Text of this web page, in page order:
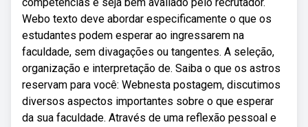
Webo texto deve abordar especificamente o que os
estudantes podem esperar ao ingressarem na
faculdade, sem divagações ou tangentes. A seleção,
organização e interpretação de. Saiba o que os astros
reservam para você: Webnesta postagem, discutimos
diversos aspectos importantes sobre o que esperar
da sua faculdade. Através de uma reflexão pessoal e